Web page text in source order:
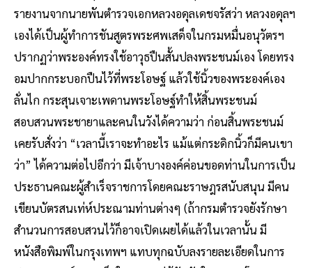
รายงานจากนายพันตำรวจเอกหลวงอดุลเดชจรัสว่า หลวงอดุลฯ
เองได้เป็นผู้ทำการชันสูตรพระศพเสด็จในกรมหมื่นอนุวัตรฯ
ปรากฏว่าพระองค์ทรงใช้อาวุธปืนสั้นปลงพระชนม์เอง โดยทรง
อมปากกระบอกปืนไว้ที่พระโอษฐ์ แล้วใช้นิ้วของพระองค์เอง
ลั่นไก กระสุนเจาะเพดานพระโอษฐ์ทำให้สิ้นพระชนม์
สอบสวนพระชายาและคนในวังได้ความว่า ก่อนสิ้นพระชนม์
เคยรับสั่งว่า “เวลานี้เราจะทำอะไร แม้แต่กระดิกนิ้วก็มีคนเขา
ว่า” ได้ความต่อไปอีกว่า มีเจ้าบางองค์ค่อนขอดท่านในการเป็น
ประธานคณะผู้สำเร็จราชการโดยคณะราษฎรสนับสนุน มีคน
เขียนบัตรสนเท่ห์ประณามท่านต่างๆ (ถ้ากรมตำรวจยังรักษา
สำนวนการสอบสวนไว้ก็อาจเปิดเผยได้แล้วในเวลานั้น มี
หนังสือพิมพ์ในกรุงเทพฯ แทบทุกฉบับลงรายละเอียดในการ